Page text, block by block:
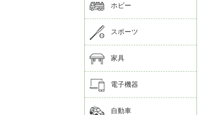
ホビー
スポーツ
家具
電子機器
自動車